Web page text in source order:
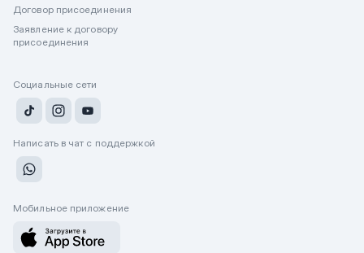
Договор присоединения
Заявление к договору
присоединения
Социальные сети
Написать в чат с поддержкой
Мобильное приложение